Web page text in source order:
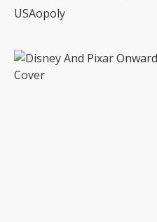
USAopoly
Bildergalerie überspringen